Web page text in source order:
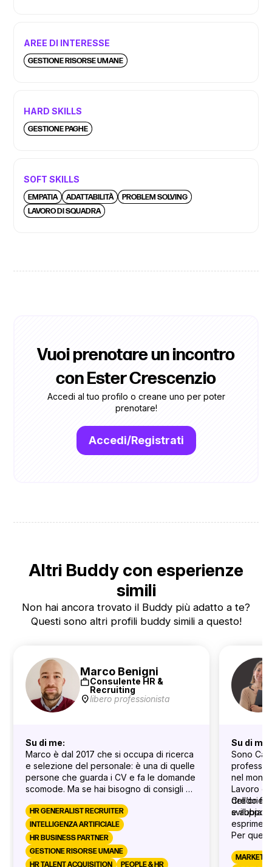
AREE DI INTERESSE
GESTIONE RISORSE UMANE
HARD SKILLS
GESTIONE PAGHE
SOFT SKILLS
EMPATIA ADATTABILITÀ
PROBLEM SOLVING
LAVORO DI SQUADRA
Vuoi prenotare un incontro
con Ester Crescenzio
Accedi al tuo profilo o creane uno per poter
prenotare!
Accedi/Registrati
Altri Buddy con esperienze
simili
Non hai ancora trovato il Buddy più adatto a te?
Questi sono altri profili buddy simili a questo!
Marco Benigni
workConsulente HR &
Recruiting
location_onlibero professionista
Su di me:
Marco è dal 2017 che si occupa di ricerca
e selezione del personale: è una di quelle
persone che guarda i CV e fa le domande
scomode. Ma se hai bisogno di consigli su
la persona giusta perché può condividerti
qualche tecnica ninja e svelare qualche
mistero su come ragionano i manager. A
tempo perso fa il coordinatore weroad e
calca i palchi come attore di
HR GENERALIST RECRUITER
INTELLIGENZA ARTIFICIALE
HR BUSINESS PARTNER
GESTIONE RISORSE UMANE
HR TALENT ACQUISITION
PEOPLE & HR
Su di me:
Sono
nel
Lavoro
sviluppo
Credo
e abbia
Per